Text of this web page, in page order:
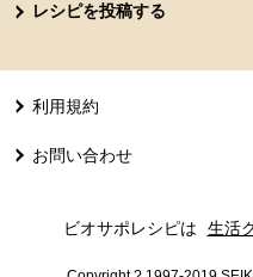
レシピを投稿する
利用規約
お問い合わせ
ビオサポレシピは 生活